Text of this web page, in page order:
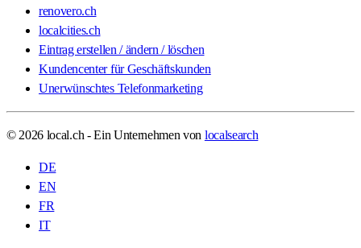
renovero.ch
localcities.ch
Eintrag erstellen / ändern / löschen
Kundencenter für Geschäftskunden
Unerwünschtes Telefonmarketing
© 2026 local.ch - Ein Unternehmen von localsearch
DE
EN
FR
IT